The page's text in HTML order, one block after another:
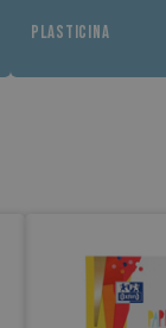
PLASTICINA